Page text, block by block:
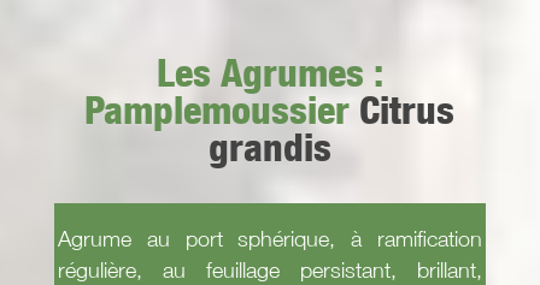
Les Agrumes :
Pamplemoussier Citrus
grandis
Agrume au port sphérique, à ramification
régulière, au feuillage persistant, brillant,